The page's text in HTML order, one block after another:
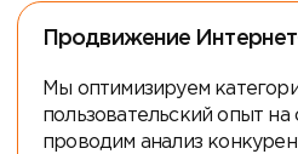
Продвижение
Мы оптимизируем
пользовательский опыт на
проводим анализ